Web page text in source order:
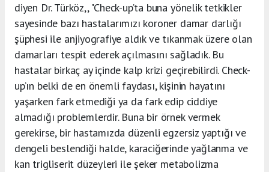
diyen Dr. Türköz,, "Check-up’ta buna yönelik tetkikler
sayesinde bazı hastalarımızı koroner damar darlığı
şüphesi ile anjiyografiye aldık ve tıkanmak üzere olan
damarları tespit ederek açılmasını sağladık. Bu
hastalar birkaç ay içinde kalp krizi geçirebilirdi. Check-
up’ın belki de en önemli faydası, kişinin hayatını
yaşarken fark etmediği ya da fark edip ciddiye
almadığı problemlerdir. Buna bir örnek vermek
gerekirse, bir hastamızda düzenli egzersiz yaptığı ve
dengeli beslendiği halde, karaciğerinde yağlanma ve
kan trigliserit düzeyleri ile şeker metabolizma